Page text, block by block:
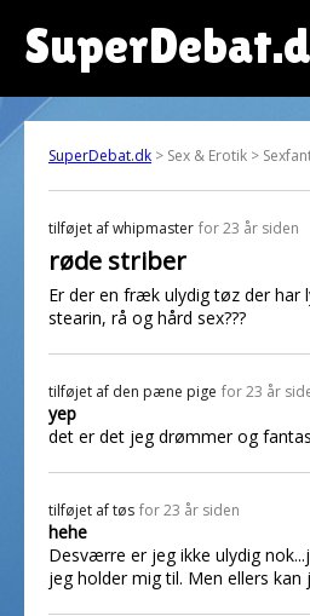
SuperDebat.dk > Sex & Erotik >
tilføjet afwhipmaster for 23 år siden
røde striber
Er der en fræk ulydig tøz der har
stearin, rå og hård sex???
tilføjet af den pæne pige for 23 år
yep
det er det jeg drømmer og
tilføjet aftøs for 23 år siden
hehe
Desværre er jeg ikke ulydig
jeg holder mig til. Men ellers kan